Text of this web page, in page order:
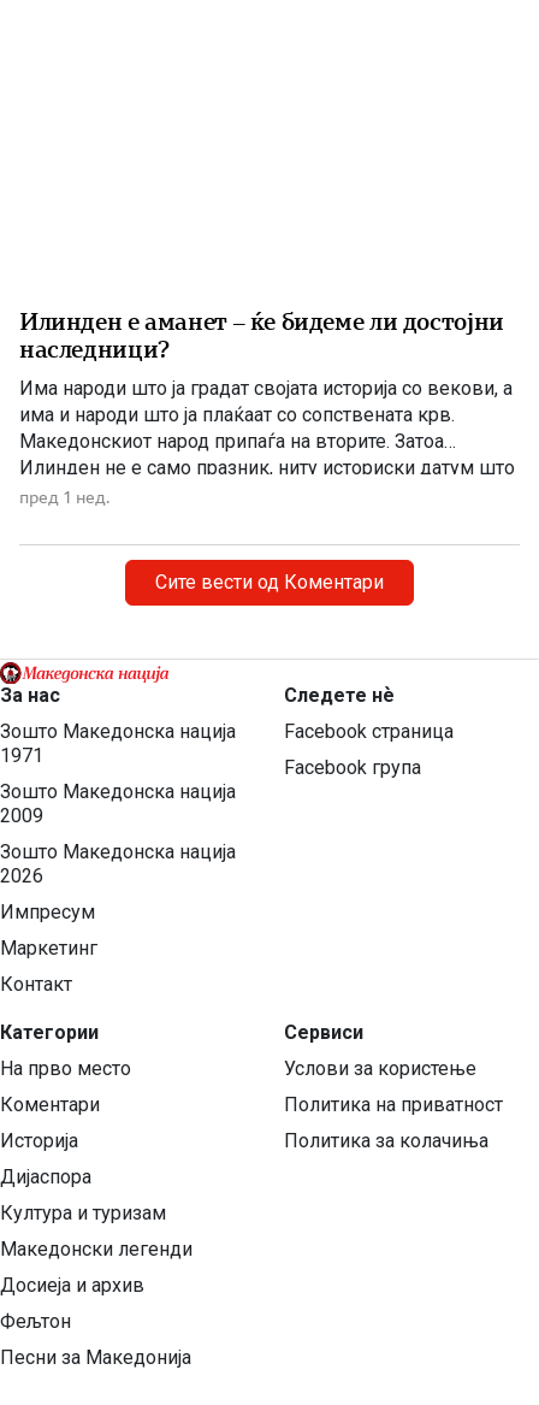
Илинден е аманет – ќе бидеме ли достојни
наследници?
Има народи што ја градат својата историја со векови, а
има и народи што ја плаќаат со сопствената крв.
Македонскиот народ припаѓа на вторите. Затоа
Илинден не е само празник, ниту историски датум што
еднаш годишно го одбележуваме со говори, венци и
кога мора да си го поставиме […]
пред 1 нед.
Сите вести од Коментари
За нас
Зошто Македонска нација
1971
Зошто Македонска нација
2009
Зошто Македонска нација
2026
Импресум
Маркетинг
Контакт
Категории
На прво место
Коментари
Историја
Дијаспора
Култура и туризам
Македонски легенди
Досиеја и архив
Фељтон
Песни за Македонија
Следете нѐ
Facebook страница
Facebook група
Сервиси
Услови за користење
Политика на приватност
Политика за колачиња